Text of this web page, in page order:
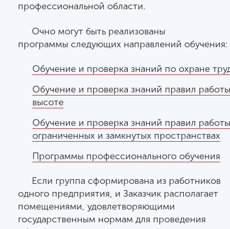
профессиональной области.
Очно могут быть реализованы
программы следующих направлений обучения:
Обучение и проверка знаний по охране
Обучение и проверка знаний правил
высоте
Обучение и проверка знаний правил
ограниченных и замкнутых пространствах
Программы профессионального обучения
Если группа сформирована из работников
одного предприятия, и Заказчик располагает
помещениями, удовлетворяющими
государственным нормам для проведения